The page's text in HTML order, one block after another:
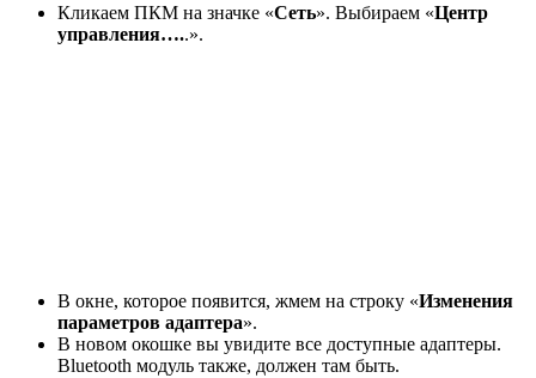
Кликаем ПКМ на значке «Сеть». Выбираем «Центр
управления…..».
В окне, которое появится, жмем на строку «Изменения
параметров адаптера».
В новом окошке вы увидите все доступные адаптеры.
Bluetooth модуль также, должен там быть.